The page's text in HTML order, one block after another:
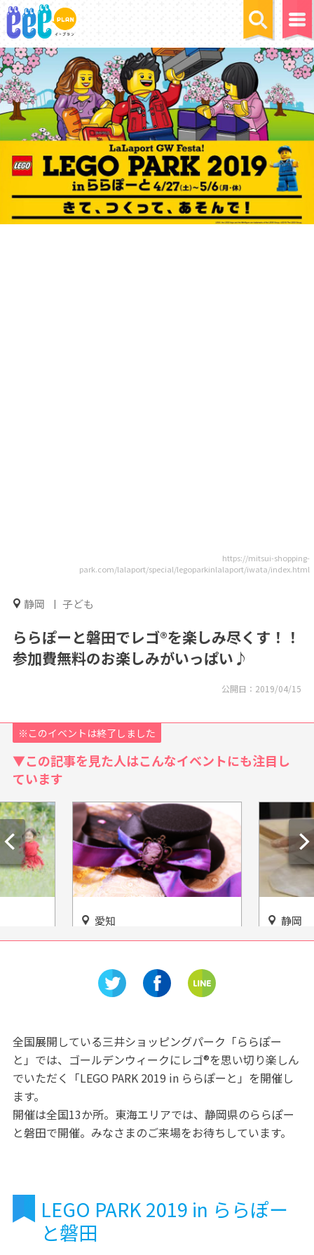
https://mitsui-shopping-
park.com/lalaport/special/legoparkinlalaport/iwata/index.html
静岡 子ども
ららぽーと磐田でレゴ®を楽しみ尽くす！！
参加費無料のお楽しみがいっぱい♪
公開日： 2019/04/15
※このイベントは終了しました
▼この記事を見た人はこんなイベントにも注目し
ています
料のア
愛知
Rooftop la boca 完全個室 一
が名古屋に登場
静岡
初めて
全国展開している三井ショッピングパーク「ららぽー
と」では、ゴールデンウィークにレゴ®を思い切り楽しん
でいただく「LEGO PARK 2019 in ららぽーと」を開催し
ます。
開催は全国13か所。東海エリアでは、静岡県のららぽー
と磐田で開催。みなさまのご来場をお待ちしています。
LEGO PARK 2019 in ららぽー
と磐田